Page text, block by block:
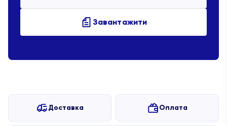
Завантажити
Доставка Оплата